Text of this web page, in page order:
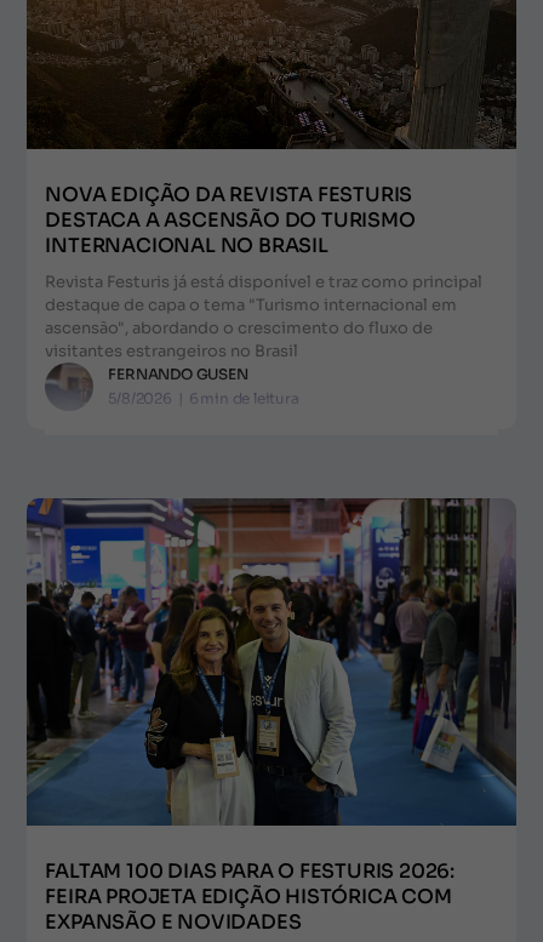
NOVA EDIÇÃO DA REVISTA FESTURIS
DESTACA A ASCENSÃO DO TURISMO
INTERNACIONAL NO BRASIL
Revista Festuris já está disponível e traz como principal
destaque de capa o tema "Turismo internacional em
ascensão", abordando o crescimento do fluxo de
visitantes estrangeiros no Brasil
FERNANDO GUSEN
5/8/2026 | 6 min de leitura
FALTAM 100 DIAS PARA O FESTURIS 2026:
FEIRA PROJETA EDIÇÃO HISTÓRICA COM
EXPANSÃO E NOVIDADES